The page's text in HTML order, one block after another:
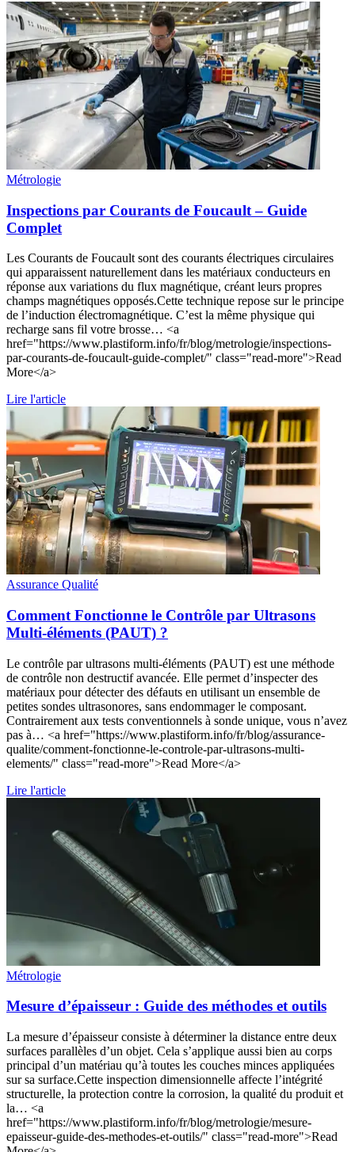
Métrologie
Inspections par Courants de Foucault – Guide
Complet
Les Courants de Foucault sont des courants électriques circulaires
qui apparaissent naturellement dans les matériaux conducteurs en
réponse aux variations du flux magnétique, créant leurs propres
champs magnétiques opposés.Cette technique repose sur le principe
de l’induction électromagnétique. C’est la même physique qui
recharge sans fil votre brosse… <a
href="https://www.plastiform.info/fr/blog/metrologie/inspections-
par-courants-de-foucault-guide-complet/" class="read-more">Read
More</a>
Lire l'article
Assurance Qualité
Comment Fonctionne le Contrôle par Ultrasons
Multi-éléments (PAUT) ?
Le contrôle par ultrasons multi-éléments (PAUT) est une méthode
de contrôle non destructif avancée. Elle permet d’inspecter des
matériaux pour détecter des défauts en utilisant un ensemble de
petites sondes ultrasonores, sans endommager le composant.
Contrairement aux tests conventionnels à sonde unique, vous n’avez
pas à… <a href="https://www.plastiform.info/fr/blog/assurance-
qualite/comment-fonctionne-le-controle-par-ultrasons-multi-
elements/" class="read-more">Read More</a>
Lire l'article
Métrologie
Mesure d’épaisseur : Guide des méthodes et outils
La mesure d’épaisseur consiste à déterminer la distance entre deux
surfaces parallèles d’un objet. Cela s’applique aussi bien au corps
principal d’un matériau qu’à toutes les couches minces appliquées
sur sa surface.Cette inspection dimensionnelle affecte l’intégrité
structurelle, la protection contre la corrosion, la qualité du produit et
la… <a
href="https://www.plastiform.info/fr/blog/metrologie/mesure-
epaisseur-guide-des-methodes-et-outils/" class="read-more">Read